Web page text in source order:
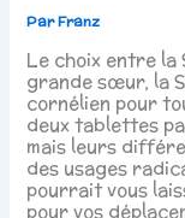
ParFranz
Le choix entre la
grande sœur, la
cornélien pour
deux tablettes
mais leurs
des usages
pourrait vous
pour vos